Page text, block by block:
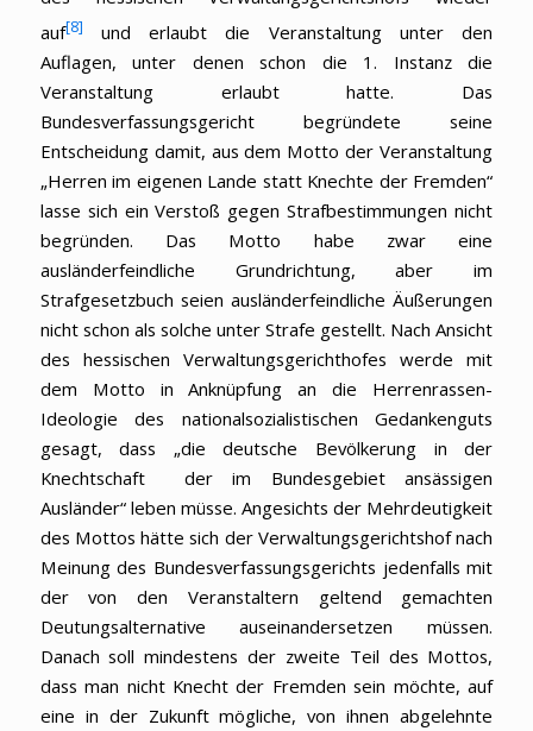
auf[8]
und erlaubt die Veranstaltung unter den
Auflagen, unter denen schon die 1. Instanz die
Veranstaltung erlaubt hatte. Das
Bundesverfassungsgericht begründete seine
Entscheidung damit, aus dem Motto der Veranstaltung
„Herren im eigenen Lande statt Knechte der Fremden“
lasse sich ein Verstoß gegen Strafbestimmungen nicht
begründen. Das Motto habe zwar eine
ausländerfeindliche Grundrichtung, aber im
Strafgesetzbuch seien ausländerfeindliche Äußerungen
nicht schon als solche unter Strafe gestellt. Nach Ansicht
des hessischen Verwaltungsgerichthofes werde mit
dem Motto in Anknüpfung an die Herrenrassen-
Ideologie des nationalsozialistischen Gedankenguts
gesagt, dass „die deutsche Bevölkerung in der
Knechtschaft der im Bundesgebiet ansässigen
Ausländer“ leben müsse. Angesichts der Mehrdeutigkeit
des Mottos hätte sich der Verwaltungsgerichtshof nach
Meinung des Bundesverfassungsgerichts jedenfalls mit
der von den Veranstaltern geltend gemachten
Deutungsalternative auseinandersetzen müssen.
Danach soll mindestens der zweite Teil des Mottos,
dass man nicht Knecht der Fremden sein möchte, auf
eine in der Zukunft mögliche, von ihnen abgelehnte